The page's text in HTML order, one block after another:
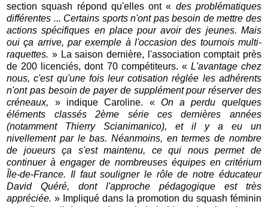
section squash répond qu'elles ont « des problématiques
différentes ... Certains sports n'ont pas besoin de mettre des
actions spécifiques en place pour avoir des jeunes. Mais
oui ça arrive, par exemple à l'occasion des tournois multi-
raquettes. » La saison dernière, l'association comptait près
de 200 licenciés, dont 70 compétiteurs. «L'avantage chez
nous, c'est qu'une fois leur cotisation réglée les adhérents
n'ont pas besoin de payer de supplément pour réserver des
créneaux, » indique Caroline. «On a perdu quelques
éléments classés 2ème série ces dernières années
(notamment Thierry Scianimanico), et il y a eu un
nivellement par le bas. Néanmoins, en termes de nombre
de joueurs ça s'est maintenu, ce qui nous permet de
continuer à engager de nombreuses équipes en critérium
Île-de-France. Il faut souligner le rôle de notre éducateur
David Quéré, dont l'approche pédagogique est très
appréciée.» Impliqué dans la promotion du squash féminin